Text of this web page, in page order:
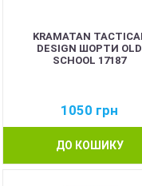
KRAMATAN
DESIGN ШОРТИ OLD
SCHOOL 17187
1050 грн
ДО КОШИКУ